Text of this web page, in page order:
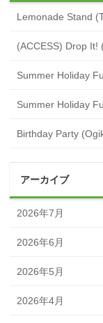
Lemonade Stand
(ACCESS) Drop It!
Summer Holiday
Summer Holiday
Birthday Party
アーカイブ
2026年7月
2026年6月
2026年5月
2026年4月